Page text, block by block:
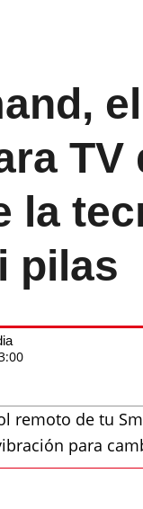
TV
la
pilas
remoto de tu
para